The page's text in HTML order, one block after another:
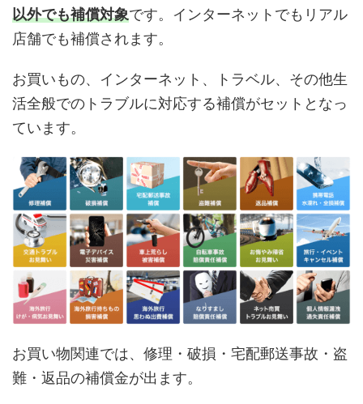
以外でも補償対象です。インターネットでもリアル
店舗でも補償されます。
お買いもの、インターネット、トラベル、その他生
活全般でのトラブルに対応する補償がセットとなっ
ています。
お買い物関連では、修理・破損・宅配郵送事故・盗
難・返品の補償金が出ます。